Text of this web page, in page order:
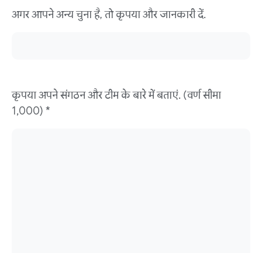
अगर आपने अन्य चुना है, तो कृपया और जानकारी दें.
कृपया अपने संगठन और टीम के बारे में बताएं. (वर्ण सीमा
1,000) *